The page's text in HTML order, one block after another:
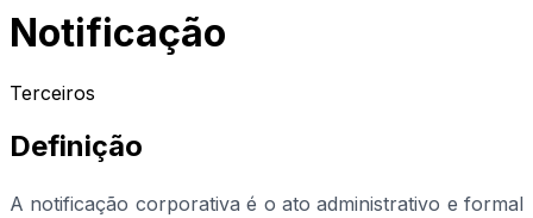
Notificação
Terceiros
Definição
A notificação corporativa é o ato administrativo e formal